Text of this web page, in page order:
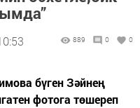
889 0 0
бүген Зәйнең
фотога төшереп